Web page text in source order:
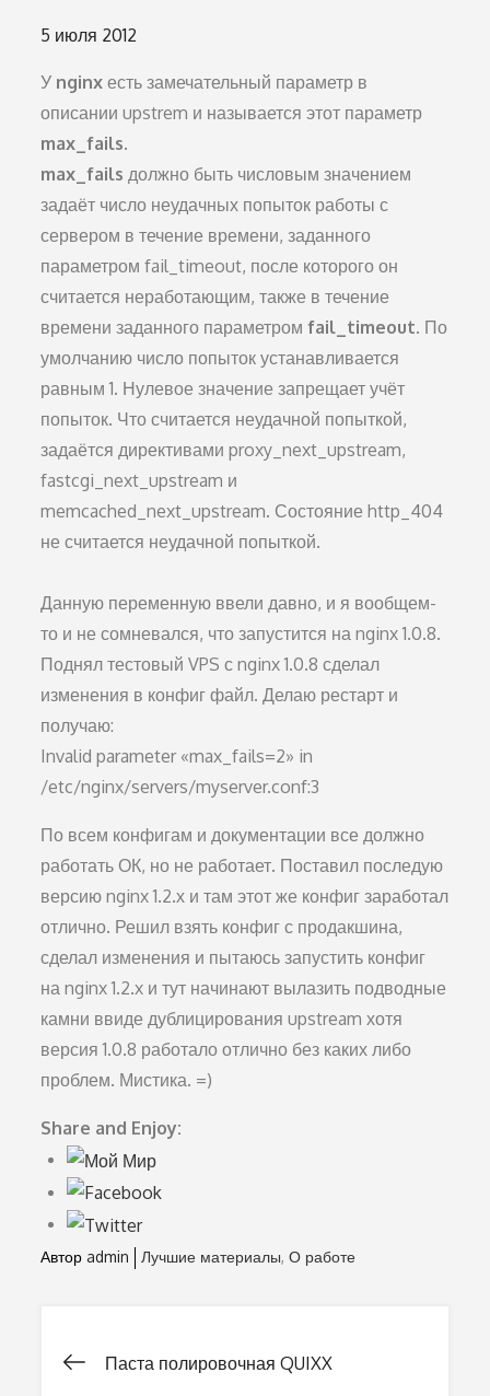
Опубликовано
5 июля 2012
У nginx есть замечательный параметр в
описании upstrem и называется этот параметр
max_fails.
max_fails должно быть числовым значением
задаёт число неудачных попыток работы с
сервером в течение времени, заданного
параметром fail_timeout, после которого он
считается неработающим, также в течение
времени заданного параметромfail_timeout. По
умолчанию число попыток устанавливается
равным 1. Нулевое значение запрещает учёт
попыток. Что считается неудачной попыткой,
задаётся директивами proxy_next_upstream,
fastcgi_next_upstream и
memcached_next_upstream. Состояние http_404
не считается неудачной попыткой.
Данную переменную ввели давно, и я вообщем-
то и не сомневался, что запустится на nginx 1.0.8.
Поднял тестовый VPS с nginx 1.0.8 сделал
изменения в конфиг файл. Делаю рестарт и
получаю:
Invalid parameter «max_fails=2» in
/etc/nginx/servers/myserver.conf:3
По всем конфигам и документации все должно
работать ОК, но не работает. Поставил последую
версию nginx 1.2.х и там этот же конфиг заработал
отлично. Решил взять конфиг с продакшина,
сделал изменения и пытаюсь запустить конфиг
на nginx 1.2.x и тут начинают вылазить подводные
камни ввиде дублицирования upstream хотя
версия 1.0.8 работало отлично без каких либо
проблем. Мистика. =)
Share and Enjoy:
Авторadmin Лучшие материалы О работе
Навигация
Паста полировочная QUIXX